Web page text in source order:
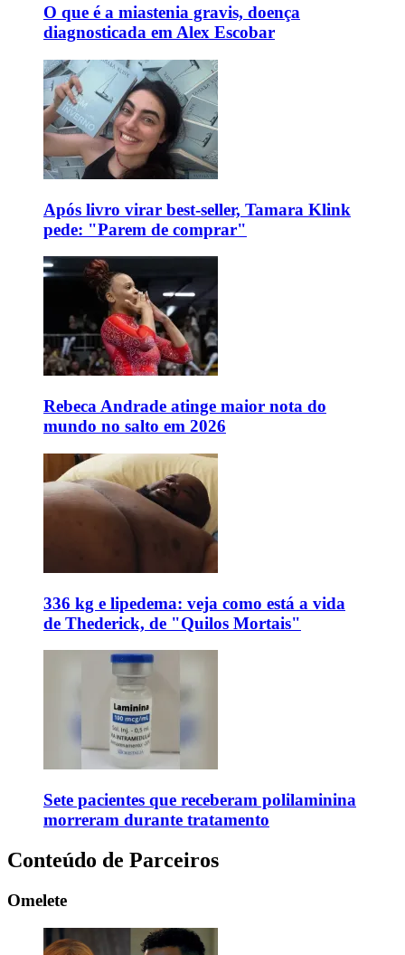
O que é a miastenia gravis, doença
diagnosticada em Alex Escobar
Após livro virar best-seller, Tamara Klink
pede: "Parem de comprar"
Rebeca Andrade atinge maior nota do
mundo no salto em 2026
336 kg e lipedema: veja como está a vida
de Thederick, de "Quilos Mortais"
Sete pacientes que receberam polilaminina
morreram durante tratamento
Conteúdo de Parceiros
Omelete